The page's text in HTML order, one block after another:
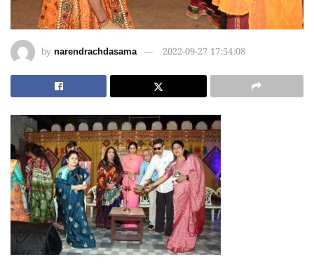
by narendrachdasama 2022-09-27 17:54:08